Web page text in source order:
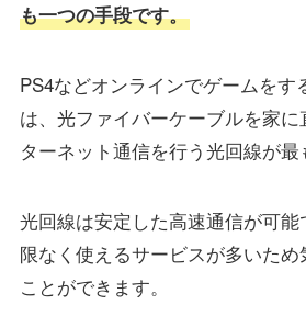
も一つの手段です。
PS4などオンラインでゲームをす
は、光ファイバーケーブルを家
ターネット通信を行う光回線が最
光回線は安定した高速通信が可
限なく使えるサービスが多いた
ことができます。